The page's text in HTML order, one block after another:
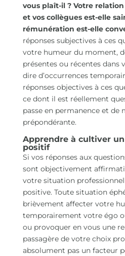
vous plaît-il ? Votre
et vos collègues est-elle
rémunération est-elle
réponses subjectives à ces
votre humeur du moment,
présentes ou récentes dans
dire d’occurrences
réponses objectives à ces
ce dont il est réellement
passe en permanence et de
prépondérante.
Apprendre à cultiver
positif
Si vos réponses aux
sont objectivement
votre situation
positive. Toute situation
brièvement affecter votre
temporairement votre égo
ou provoquer en vous une
passagère de votre choix
absolument pas un facteur